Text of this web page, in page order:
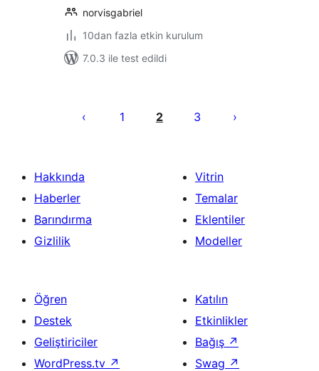
norvisgabriel
10dan fazla etkin kurulum
7.0.3 ile test edildi
sayfalaması
1 2 3
Hakkında
Haberler
Barındırma
Gizlilik
Vitrin
Temalar
Eklentiler
Modeller
Öğren
Destek
Geliştiriciler
WordPress.tv ↗
Katılın
Etkinlikler
Bağış ↗
Swag ↗